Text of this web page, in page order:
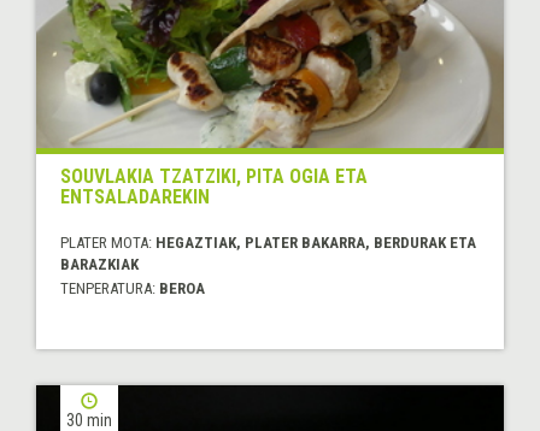
SOUVLAKIA TZATZIKI, PITA OGIA ETA
ENTSALADAREKIN
PLATER MOTA: HEGAZTIAK, PLATER BAKARRA, BERDURAK ETA
BARAZKIAK
TENPERATURA: BEROA
30 min